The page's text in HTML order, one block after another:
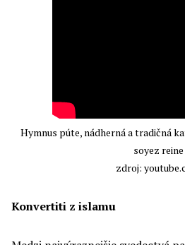
Hymnus púte, nádherná a tradičná
soyez reine
zdroj:
Konvertiti z islamu